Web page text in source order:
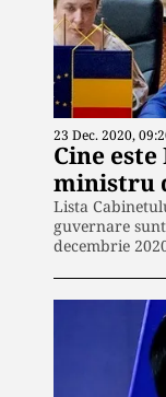
23 Dec. 2020,
Cine
ministru
Lista
guvernare
decembrie